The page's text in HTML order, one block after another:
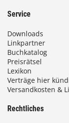
Service
Downloads
Linkpartner
Buchkatalog
Preisrätsel
Lexikon
Verträge hier
Versandkosten &
Rechtliches